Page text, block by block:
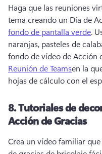
Haga que las reuniones
tema creando un Día de
fondo de pantalla verde.
naranjas, pasteles de
fondo de vídeo de Acción
Reunión de Teamsen la
hojas de cálculo con el
8.Tutoriales de
Acción de Gracias
Crea un vídeo familiar